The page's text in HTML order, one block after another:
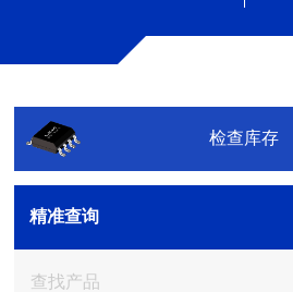
检查库存
精准查询